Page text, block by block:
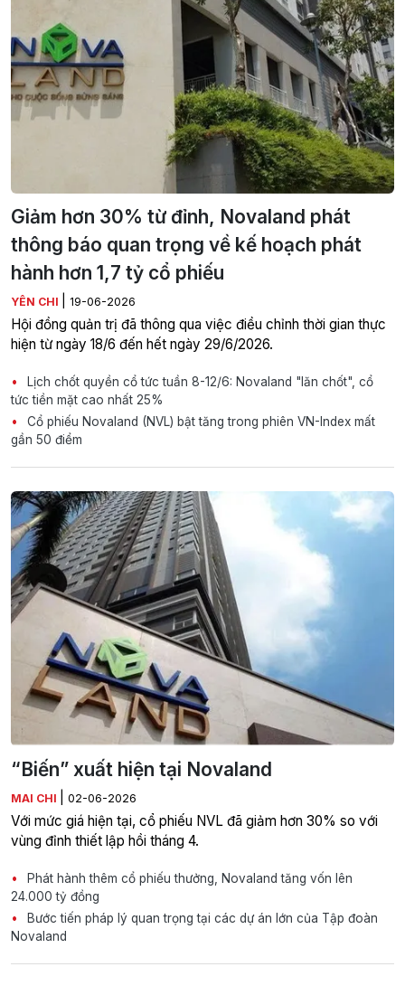
Giảm hơn 30% từ đỉnh, Novaland phát
thông báo quan trọng về kế hoạch phát
hành hơn 1,7 tỷ cổ phiếu
YÊN CHI 19-06-2026
Hội đồng quản trị đã thông qua việc điều chỉnh thời gian thực
hiện từ ngày 18/6 đến hết ngày 29/6/2026.
Lịch chốt quyền cổ tức tuần 8-12/6: Novaland "lăn chốt", cổ
tức tiền mặt cao nhất 25%
Cổ phiếu Novaland (NVL) bật tăng trong phiên VN-Index mất
gần 50 điểm
“Biến” xuất hiện tại Novaland
MAI CHI 02-06-2026
Với mức giá hiện tại, cổ phiếu NVL đã giảm hơn 30% so với
vùng đỉnh thiết lập hồi tháng 4.
Phát hành thêm cổ phiếu thưởng, Novaland tăng vốn lên
24.000 tỷ đồng
Bước tiến pháp lý quan trọng tại các dự án lớn của Tập đoàn
Novaland